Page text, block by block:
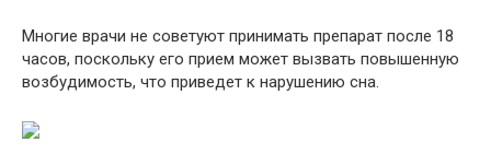
Многие врачи не советуют принимать препарат после 18
часов, поскольку его прием может вызвать повышенную
возбудимость, что приведет к нарушению сна.